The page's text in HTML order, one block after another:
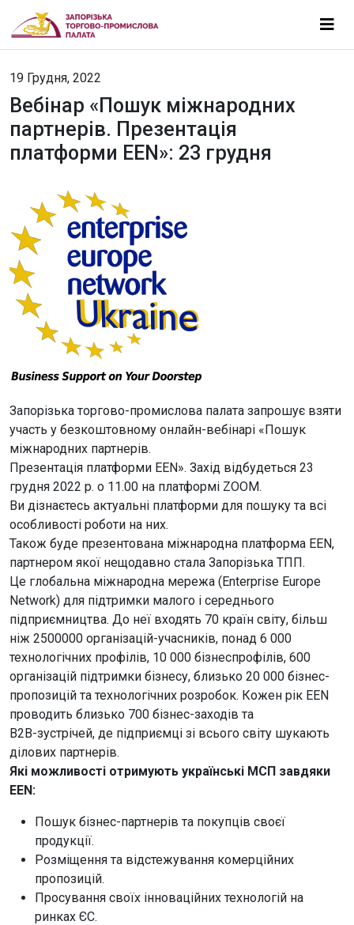
19 Грудня, 2022
Вебінар «Пошук міжнародних
партнерів. Презентація
платформи EEN»: 23 грудня
Запорізька торгово-промислова палата запрошує взяти
участь у безкоштовному онлайн-вебінарі «Пошук
міжнародних партнерів.
Презентація платформи EEN». Захід відбудеться 23
грудня 2022 р. о 11.00 на платформі ZOOM.
Ви дізнаєтесь актуальні платформи для пошуку та всі
особливості роботи на них.
Також буде презентована міжнародна платформа EEN,
партнером якої нещодавно стала Запорізька ТПП.
Це глобальна міжнародна мережа (Enterprise Europe
Network) для підтримки малого і середнього
підприємництва. До неї входять 70 країн світу, більш
ніж 2500000 організацій-учасників, понад 6 000
технологічних профілів, 10 000 бізнеспрофілів, 600
організацій підтримки бізнесу, близько 20 000 бізнес-
пропозицій та технологічних розробок. Кожен рік EEN
проводить близько 700 бізнес-заходів та
В2В-зустрічей, де підприємці зі всього світу шукають
ділових партнерів.
Які можливості отримують українські МСП завдяки
EEN:
Пошук бізнес-партнерів та покупців своєї
продукції.
Розміщення та відстежування комерційних
пропозицій.
Просування своїх інноваційних технологій на
ринках ЄС.